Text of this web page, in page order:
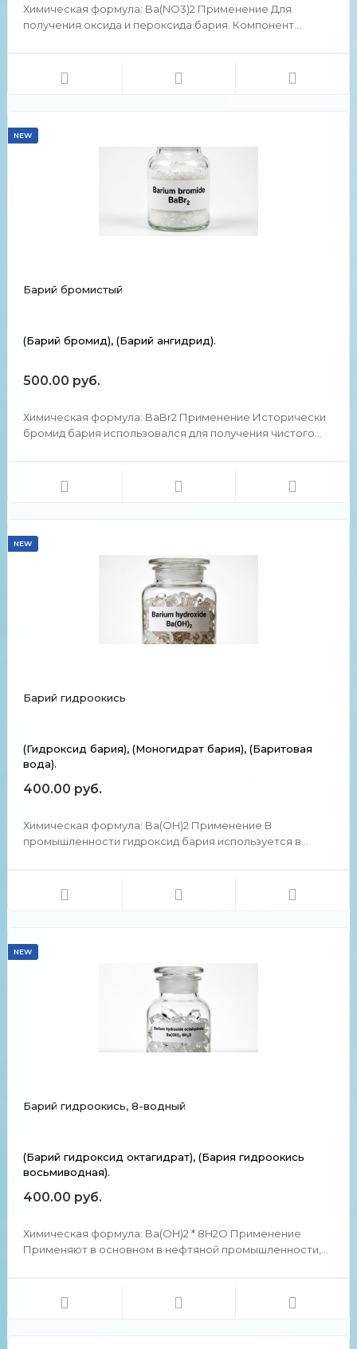
Химическая формула: Ba(NO3)2 Применение Для
получения оксида и пероксида бария. Компонент
пламени в зелёный цвет (большинство соединений
NEW
Барий бромистый
(Барий бромид), (Барий ангидрид).
500.00 руб.
Химическая формула: BaBr2 Применение Исторически
бромид бария использовался для получения чистого
других бромидов от примеси сульфатов. Химические и
NEW
Барий гидроокись
(Гидроксид бария), (Моногидрат бария), (Баритовая
вода).
400.00 руб.
Химическая формула: Ba(OH)2 Применение В
промышленности гидроксид бария используется в
удаления сульфатов из различных продуктов. Это
NEW
Барий гидроокись, 8-водный
(Барий гидроксид октагидрат), (Бария гидроокись
восьмиводная).
400.00 руб.
Химическая формула: Ba(OH)2 * 8H2O Применение
Применяют в основном в нефтяной промышленности,
химии. Химические и физические свойства Бесцветные